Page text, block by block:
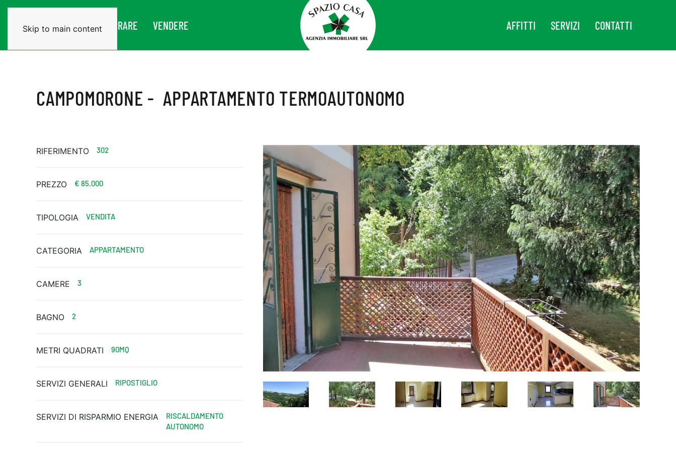
Skip to main content
CHI SIAMO COMPRARE VENDERE AFFITTI SERVIZI CONTATTI
CAMPOMORONE - APPARTAMENTO TERMOAUTONOMO
RIFERIMENTO 302
PREZZO € 85.000
TIPOLOGIA VENDITA
CATEGORIA APPARTAMENTO
CAMERE 3
BAGNO 2
METRI QUADRATI 90MQ
SERVIZI GENERALI RIPOSTIGLIO
SERVIZI DI RISPARMIO ENERGIA
RISCALDAMENTO
AUTONOMO